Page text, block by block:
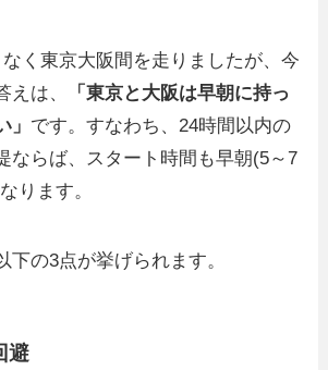
く東京大阪間を走りましたが、今
えは、
「東京と大阪は早朝に持っ
です。すなわち、24時間以内の
ならば、スタート時間も早朝(5～7
ります。
下の3点が挙げられます。
避